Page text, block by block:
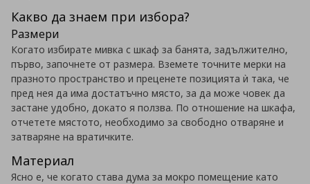
Какво да знаем при избора?
Размери
Когато избирате мивка с шкаф за банята, задължително,
първо, започнете от размера. Вземете точните мерки на
празното пространство и преценете позицията ѝ така, че
пред нея да има достатъчно място, за да може човек да
застане удобно, докато я ползва. По отношение на шкафа,
отчетете мястото, необходимо за свободно отваряне и
затваряне на вратичките.
Материал
Ясно е, че когато става дума за мокро помещение като